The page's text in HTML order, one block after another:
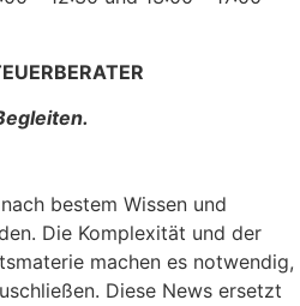
bestem Wissen und
Die Komplexität und der
machen es notwendig,
Diese News ersetzt